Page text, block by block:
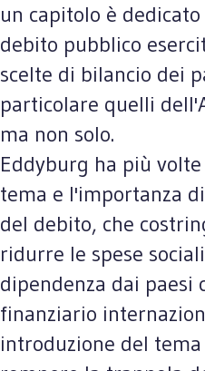
un capitolo è
debito pubblico
scelte di bilancio dei
particolare quelli
ma non solo.
Eddyburg ha più
tema e l'importanza
del debito, che
ridurre le spese
dipendenza dai paesi
finanziario
introduzione del